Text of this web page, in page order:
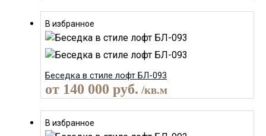
В избранное
Беседка в стиле лофт БЛ-093
от 140 000 руб. /кв.м
В избранное